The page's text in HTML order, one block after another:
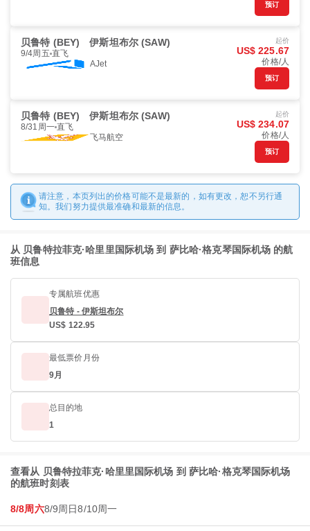
预订
贝鲁特 (BEY) 伊斯坦布尔 (SAW)
9/4周五 直飞
AJet
起价
US$ 225.67
价格/人
预订
贝鲁特 (BEY) 伊斯坦布尔 (SAW)
8/31周一 直飞
飞马航空
起价
US$ 234.07
价格/人
预订
请注意，本页列出的价格可能不是最新的，如有更改，恕不另行通
知。我们努力提供最准确和最新的信息。
从 贝鲁特拉菲克·哈里里国际机场 到 萨比哈·格克琴国际机场 的航
班信息
专属航班优惠
贝鲁特 - 伊斯坦布尔
US$ 122.95
最低票价月份
9月
总目的地
1
查看从 贝鲁特拉菲克·哈里里国际机场 到 萨比哈·格克琴国际机场
的航班时刻表
8/8周六8/9周日8/10周一